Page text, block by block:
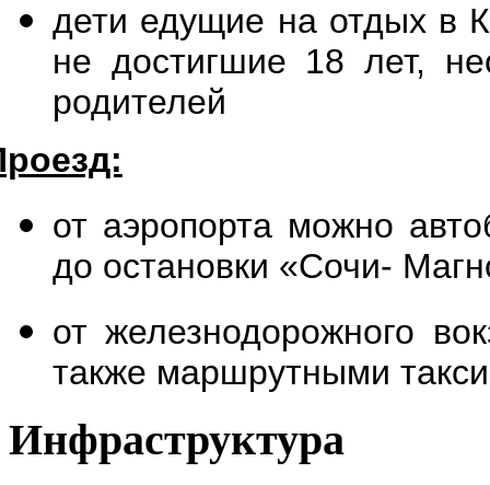
дети едущие на отдых в
не достигшие 18 лет,
родителей
от аэропорта можно
до остановки «Сочи-
от железнодорожного
также маршрутными
Инфраструктура